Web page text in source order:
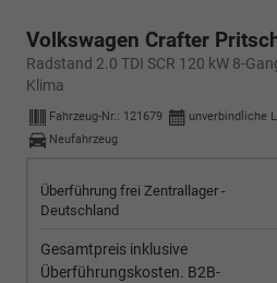
Volkswagen Crafter
Radstand 2.0 TDI SCR 120 kW 8-
Klima
Fahrzeug-Nr.: 121679 unverbindliche
Neufahrzeug
Überführung frei Zentrallager -
Deutschland
Gesamtpreis inklusive
Überführungskosten. B2B-